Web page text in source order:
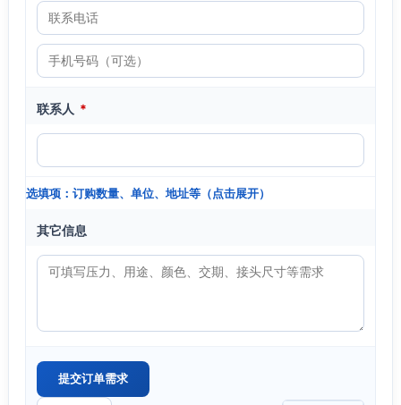
联系人 *
选填项：订购数量、单位、地址等（点击展开）
其它信息